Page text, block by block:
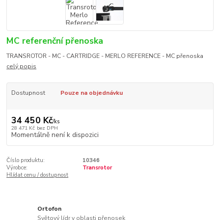
MC referenční přenoska
TRANSROTOR - MC - CARTRIDGE - MERLO REFERENCE - MC přenoska
celý popis
Dostupnost Pouze na objednávku
34 450 Kč/ks
28 471 Kč bez DPH
Momentálně není k dispozici
Číslo produktu:
10346
Výrobce:
Transrotor
Hlídat cenu / dostupnost
Ortofon
Světový lídr v oblasti přenosek